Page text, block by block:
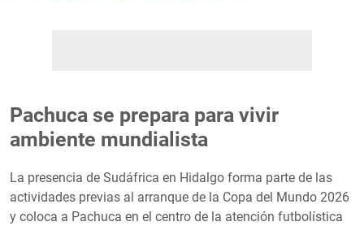
Pachuca se prepara para vivir
ambiente mundialista
La presencia de Sudáfrica en Hidalgo forma parte de las
actividades previas al arranque de la Copa del Mundo 2026
y coloca a Pachuca en el centro de la atención futbolística